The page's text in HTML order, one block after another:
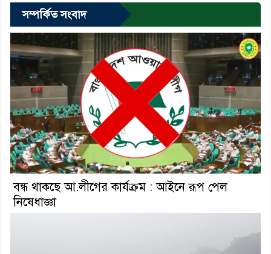
সম্পর্কিত সংবাদ
বন্ধ থাকছে আ.লীগের কার্যক্রম : আইনে রূপ পেল
নিষেধাজ্ঞা